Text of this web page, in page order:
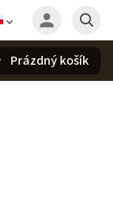
Prázdný košík